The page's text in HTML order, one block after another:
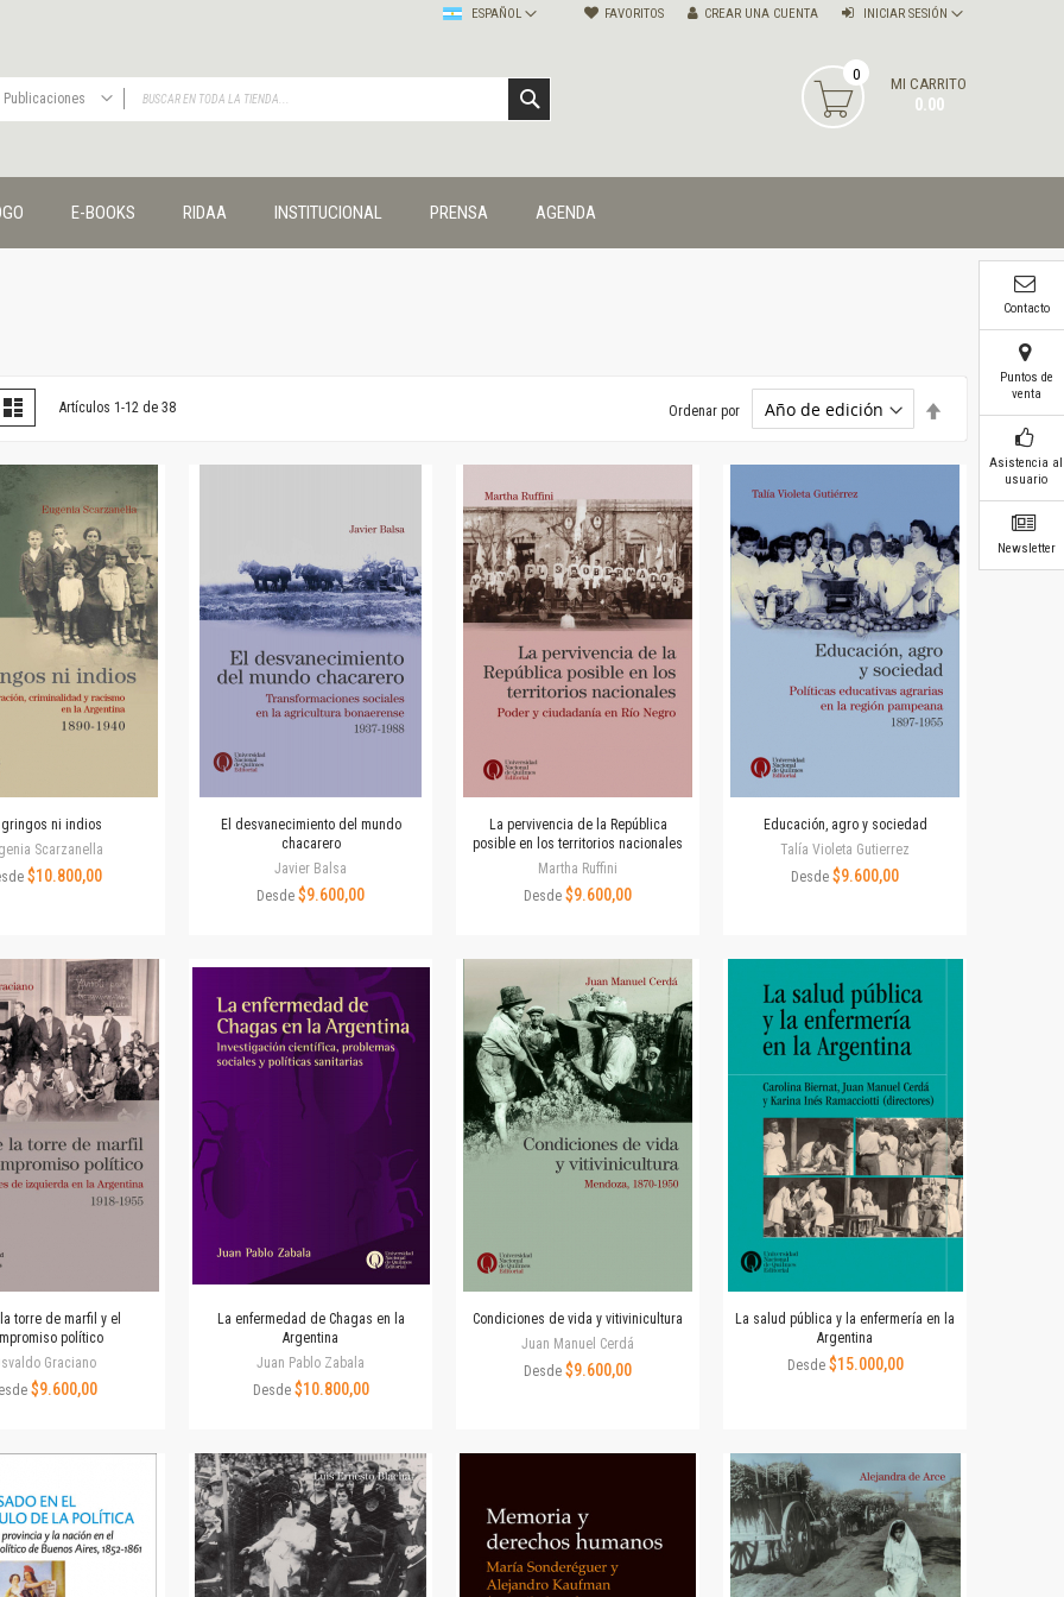
FAVORITOS INICIAR SESIÓN
CREAR UNA CUENTA
ESPAÑOL
Publicaciones
Publicaciones
Editorial
Ediciones especiales
Géneros
Horizontes en las artes
La ideología argentina y latinoamericana
Las ciudades y las ideas
Serie Nuevas aproximaciones
Serie Clásicos latinoamericanos
Medios&redes
Música y ciencia
Nuevos enfoques en ciencia y tecnología
Territorio y acumulación: conflictividades y alternativas
Textos y lecturas en ciencias sociales
Prismas
Redes
Revista de Ciencias Sociales. Primera época
Revista de Ciencias Sociales. Segunda época
Fondo editorial
Coediciones
Jornadas académicas
Textos para la enseñanza universitaria
Intersecciones
Convergencia. Entre memoria y sociedad
Filosofía y ciencia
Serie Clásica
Unidad de Publicaciones del Departamento de Ciencia y Tecnología
Colecciones
Universidad Virtual de Quilmes
MI CARRITO
0.00
0
E-BOOKS RIDAA INSTITUCIONAL PRENSA AGENDA
Lista Artículos 1-12 de 38 Ordenar por
descendente
gringos ni indios
Scarzanella
$10.800,00
El desvanecimiento del mundo
chacarero
Javier Balsa
Desde $9.600,00
La pervivencia de la República
posible en los territorios nacionales
Martha Ruffini
Desde $9.600,00
Educación, agro y sociedad
Talía Violeta Gutierrez
Desde $9.600,00
torre de marfil y el
político
Graciano
$9.600,00
La enfermedad de Chagas en la
Argentina
Juan Pablo Zabala
Desde $10.800,00
Condiciones de vida y vitivinicultura
Juan Manuel Cerdá
Desde $9.600,00
La salud pública y la enfermería en la
Argentina
Desde $15.000,00
Contacto
Puntos de
venta
Asistencia al
usuario
Newsletter